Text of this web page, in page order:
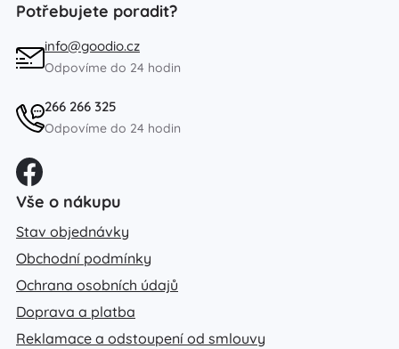
Potřebujete poradit?
info@goodio.cz
Odpovíme do 24 hodin
266 266 325
Odpovíme do 24 hodin
Vše o nákupu
Stav objednávky
Obchodní podmínky
Ochrana osobních údajů
Doprava a platba
Reklamace a odstoupení od smlouvy